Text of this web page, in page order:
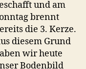
und am
brennt
die 3. Kerze.
diesem Grund
wir heute
Bodenbild